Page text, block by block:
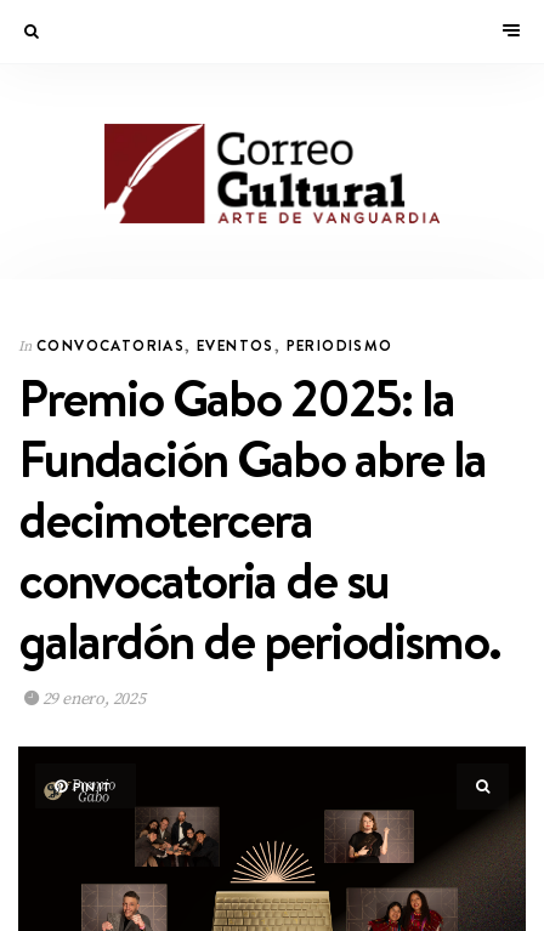
In CONVOCATORIAS,EVENTOS, PERIODISMO
Premio Gabo 2025: la
Fundación Gabo abre la
decimotercera
convocatoria de su
galardón de periodismo.
29 enero, 2025
PIN IT